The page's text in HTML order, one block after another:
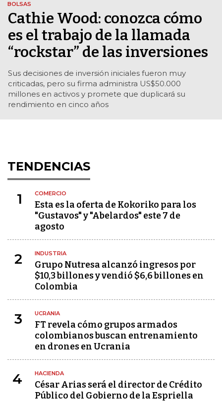
BOLSAS
Cathie Wood: conozca cómo
es el trabajo de la llamada
“rockstar” de las inversiones
Sus decisiones de inversión iniciales fueron muy
criticadas, pero su firma administra US$50.000
millones en activos y promete que duplicará su
rendimiento en cinco años
TENDENCIAS
1 COMERCIO
Esta es la oferta de Kokoriko para los
"Gustavos" y "Abelardos" este 7 de
agosto
2 INDUSTRIA
Grupo Nutresa alcanzó ingresos por
$10,3 billones y vendió $6,6 billones en
Colombia
3 UCRANIA
FT revela cómo grupos armados
colombianos buscan entrenamiento
en drones en Ucrania
4 HACIENDA
César Arias será el director de Crédito
Público del Gobierno de la Espriella